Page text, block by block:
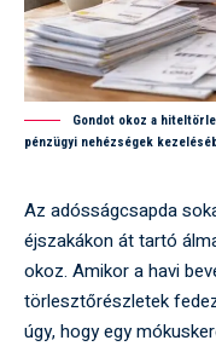
Gondot okoz a
pénzügyi nehézségek
Az adósságcsapda
éjszakákon át tartó
okoz. Amikor a havi
törlesztőrészletek
úgy, hogy egy